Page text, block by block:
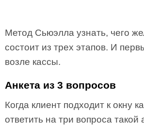
Метод Сьюэлла узнать, чего
состоит из трех этапов. И
возле кассы.
Анкета из 3 вопросов
Когда клиент подходит к окну
ответить на три вопроса такой